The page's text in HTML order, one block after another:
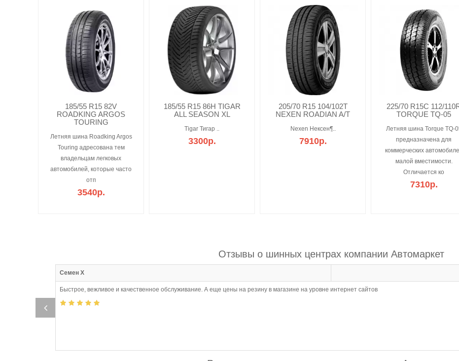
185/55 R15 82V
ROADKING ARGOS
TOURING
Летняя шина Roadking Argos
Touring адресована тем
владельцам легковых
автомобилей, которые часто
отп
3540р.
185/55 R15 86H TIGAR
ALL SEASON XL
Tigar Тигар ..
3300р.
205/70 R15 104/102T
NEXEN ROADIAN A/T
Nexen Нексен¶..
7910р.
225/70 R15C 112/
TORQUE TQ-05
Летняя шина Torque TQ-
предназначена для
коммерческих
малой вместимости.
Отличается ко
7310р.
Отзывы о шинных центрах компании Автомаркет
Семен Х
Быстрое, вежливое и качественное обслуживание. А еще цены на резину в магазине на уровне интернет сайтов